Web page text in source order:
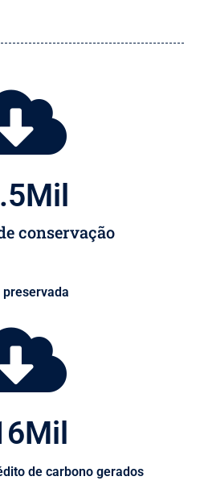
conservação
Mil
preservada
Mil
de carbono gerados